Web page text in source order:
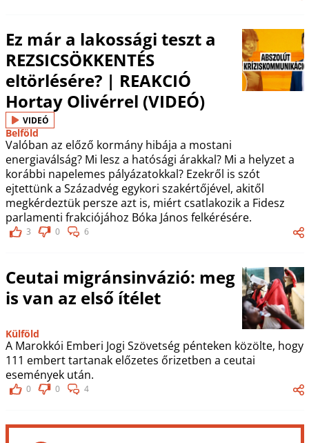
Ez már a lakossági teszt a
REZSICSÖKKENTÉS
eltörlésére? | REAKCIÓ
Hortay Olivérrel (VIDEÓ)
VIDEÓ
Belföld
Valóban az előző kormány hibája a mostani
energiaválság? Mi lesz a hatósági árakkal? Mi a helyzet a
korábbi napelemes pályázatokkal? Ezekről is szót
ejtettünk a Századvég egykori szakértőjével, akitől
megkérdeztük persze azt is, miért csatlakozik a Fidesz
parlamenti frakciójához Bóka János felkérésére.
3 0 6
Ceutai migránsinvázió: meg
is van az első ítélet
Külföld
A Marokkói Emberi Jogi Szövetség pénteken közölte, hogy
111 embert tartanak előzetes őrizetben a ceutai
események után.
0 0 4